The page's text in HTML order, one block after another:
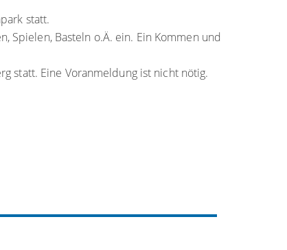
statt.
Spielen, Basteln o.Ä. ein. Ein Kommen und
statt. Eine Voranmeldung ist nicht nötig.